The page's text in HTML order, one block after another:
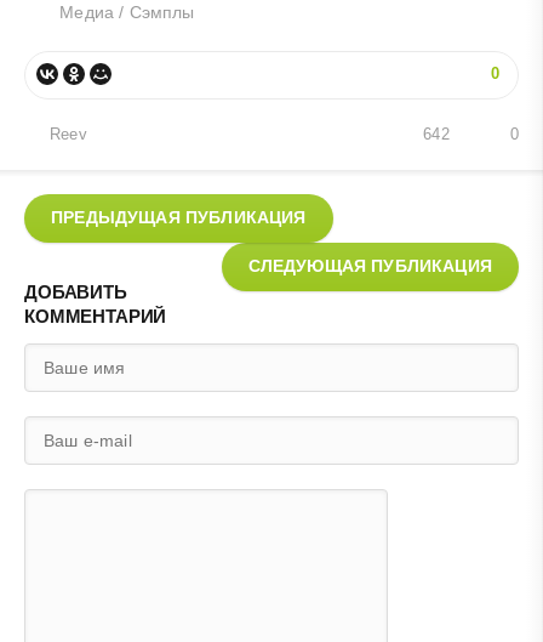
Медиа / Сэмплы
0
Reev 0
642
ПРЕДЫДУЩАЯ ПУБЛИКАЦИЯ
СЛЕДУЮЩАЯ ПУБЛИКАЦИЯ
ДОБАВИТЬ
КОММЕНТАРИЙ